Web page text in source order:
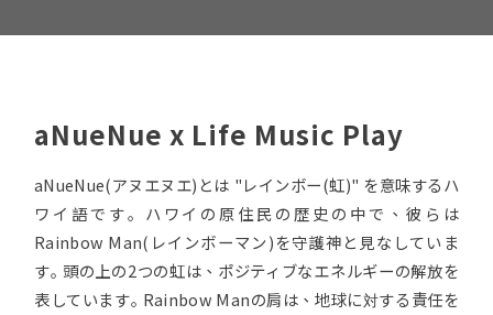
aNueNue x Life Music Play
aNueNue(アヌエヌエ)とは "レインボー(虹)" を意味するハ
ワイ語です｡ ハワイの原住民の歴史の中で、彼らは
Rainbow Man(レインボーマン)を守護神と見なしていま
す｡ 頭の上の2つの虹は、ポジティブなエネルギーの解放を
表しています｡ Rainbow Manの肩は、地球に対する責任を